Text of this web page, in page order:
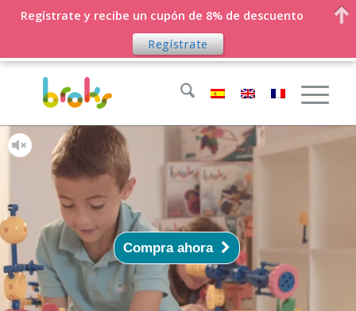
Compra ahora
ENVÍOS GRATIS a España peninsula y Baleares en 24-
Regístrate y recibe un cupón de 8% de descuento
Regístrate